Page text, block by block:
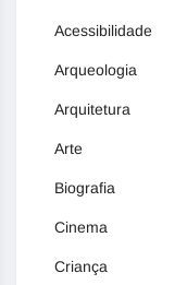
Acessibilidade
Arqueologia
Arquitetura
Arte
Biografia
Cinema
Criança